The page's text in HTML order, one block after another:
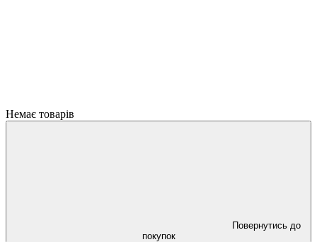
Немає товарів
Повернутись до
покупок